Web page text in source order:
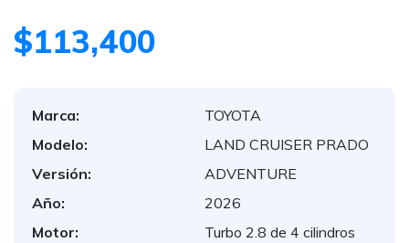
$113,400
Marca:
TOYOTA
Modelo:
LAND CRUISER PRADO
Versión:
ADVENTURE
Año:
2026
Motor:
Turbo 2.8 de 4 cilindros